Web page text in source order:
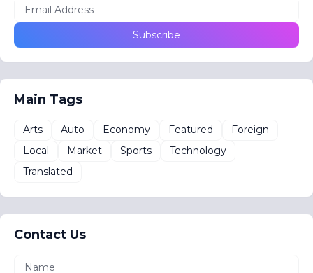
Main Tags
Arts Auto Economy Featured
Foreign
Local
Market Sports
Technology
Translated
Contact Us